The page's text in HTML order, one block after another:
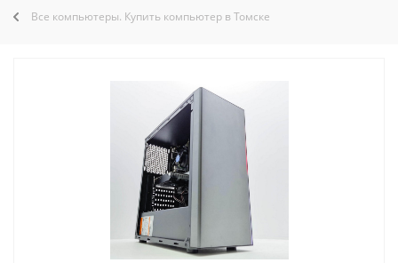
Все компьютеры. Купить компьютер в Томске